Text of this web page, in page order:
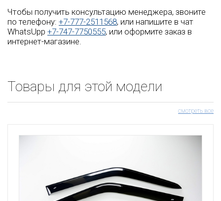
Чтобы получить консультацию менеджера, звоните
по телефону: +7-777-2511568, или напишите в чат
WhatsUpp +7-747-7750555, или оформите заказ в
интернет-магазине.
Товары для этой модели
смотреть все